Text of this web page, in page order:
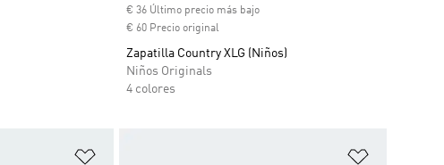
€ 36 Último precio más bajo
€ 60 Precio original
Zapatilla Country XLG (Niños)
Niños Originals
4 colores